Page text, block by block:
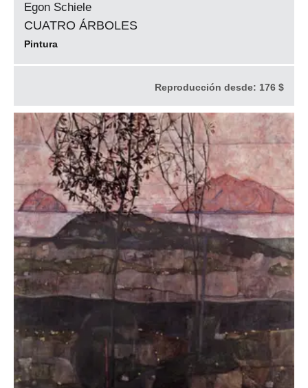
Egon Schiele
CUATRO ÁRBOLES
Pintura
Reproducción desde: 176 $